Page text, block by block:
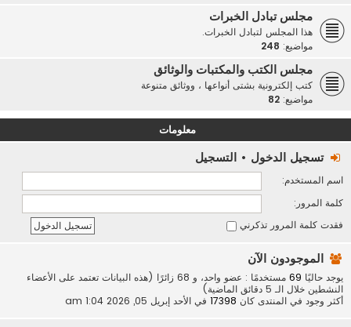
مجلس تبادل الخبرات
هذا المجلس لتبادل الخبرات.
مواضيع: 248
مجلس الكتب والمكتبات والوثائق
كتب إلكترونية بشتى أنواعها ، ووثائق متنوعة
مواضيع: 82
معلومات
تسجيل الدخول • التسجيل
اسم المستخدم:
كلمة المرور:
فقدت كلمة المرور تذكرني
الموجودون الآن
يوجد حاليًا 69
مستخدمًا : عضو واحد، و 68 زائرًا (هذه البيانات تعتمد على الأعضاء
النشطين خلال الـ 5 دقائق الماضية)
أكثر وجود في المنتدى كان 17398 في الأحد إبريل 05, 2026 1:04 am